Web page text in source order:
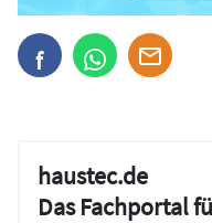
haustec.de
Das Fachportal